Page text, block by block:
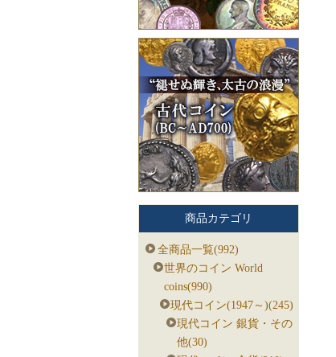
商品カテゴリ
全商品一覧(992)
世界のコイン World
coins(990)
現代コイン(1947～)(245)
現代コイン 銀貨・その
他(30)